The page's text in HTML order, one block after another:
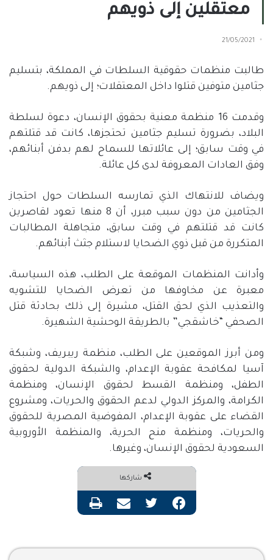
معتقلين إلى ذويهم
21/05/2021
طالبت منظمات حقوقية السلطات في المملكة، بتسليم
جثامين متوفين قتلوا داخل المعتقلات؛ إلى ذويهم.
وقدمت 16 منظمة معنية بحقوق الإنسان، دعوة لسلطة
البلاد، بضرورة تسليم جثامين تحتجزها، كانت قد قتلتهم
في وقت سابق؛ إلى عائلاتها للسماح لهم بدفن أبنائهم،
وفق العادات المعروفة لدى كل عائلة.
ويضاف للانتهاك الذي تمارسه السلطات حول احتجاز
الجثامين من دون سبب مبرر، أن 8 منها تعود لقاصرين
كانت قد قتلتهم في وقت سابق، متجاهلة المطالبات
المتكررة من قبل ذوي الضحايا لاستلام جثث أبنائهم.
وأدانت المنظمات الموقعة على الطلب، هذه السياسة،
معبرة عن مخاوفها من تعرض الضحايا للتشويه
والتعذيب الذي لحق القتل، مشيرة إلى ذلك بحادثة قتل
الصحفي “خاشقجي” بالطريقة الوحشية الشهيرة.
ومن أبرز الموقعين على الطلب، منظمة ريبريف، وشبكة
آسيا لمكافحة عقوبة الإعدام، والشبكة الدولية لحقوق
الطفل، ومنظمة القسط لحقوق الإنسان، ومنظمة
الكرامة، والمركز الدولي لدعم الحقوق والحريات، ومشروع
القضاء على عقوبة الإعدام، المفوضية المصرية للحقوق
والحريات، ومنظمة منح الحرية، والمنظمة الأوروبية
السعودية لحقوق الإنسان، وغيرها.
شاركها
فيسبوك تويتر مشاركة عبر البريد طباعة